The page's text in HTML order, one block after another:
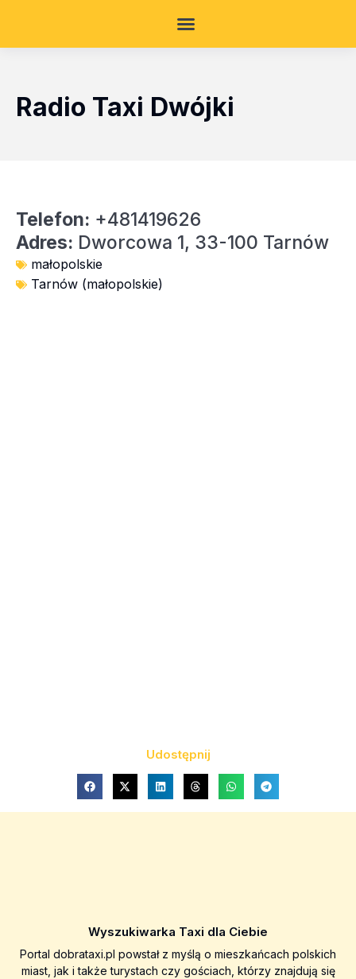
Radio Taxi Dwójki
Telefon: +481419626
Adres: Dworcowa 1, 33-100 Tarnów
małopolskie
Tarnów (małopolskie)
Udostępnij
Wyszukiwarka Taxi dla Ciebie
Portal dobrataxi.pl powstał z myślą o mieszkańcach polskich
miast, jak i także turystach czy gościach, którzy znajdują się